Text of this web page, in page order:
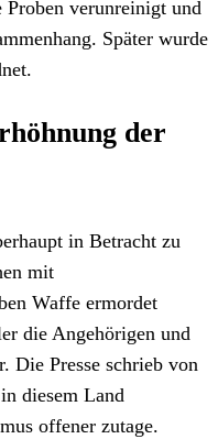
Proben verunreinigt und
Später wurde
der
in Betracht zu
mit
Waffe ermordet
die Angehörigen und
Die Presse schrieb von
diesem Land
offener zutage.